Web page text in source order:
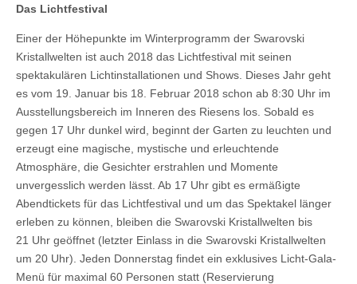
Das Lichtfestival
Einer der Höhepunkte im Winterprogramm der Swarovski
Kristallwelten ist auch 2018 das Lichtfestival mit seinen
spektakulären Lichtinstallationen und Shows. Dieses Jahr geht
es vom 19. Januar bis 18. Februar 2018 schon ab 8:30 Uhr im
Ausstellungsbereich im Inneren des Riesens los. Sobald es
gegen 17 Uhr dunkel wird, beginnt der Garten zu leuchten und
erzeugt eine magische, mystische und erleuchtende
Atmosphäre, die Gesichter erstrahlen und Momente
unvergesslich werden lässt. Ab 17 Uhr gibt es ermäßigte
Abendtickets für das Lichtfestival und um das Spektakel länger
erleben zu können, bleiben die Swarovski Kristallwelten bis
21 Uhr geöffnet (letzter Einlass in die Swarovski Kristallwelten
um 20 Uhr). Jeden Donnerstag findet ein exklusives Licht-Gala-
Menü für maximal 60 Personen statt (Reservierung